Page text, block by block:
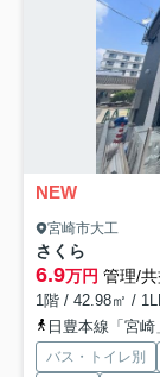
NEW
宮崎市大工
さくら
6.9万円 管理/
1階 / 42.98㎡ /
日豊本線「宮
バス・トイレ別